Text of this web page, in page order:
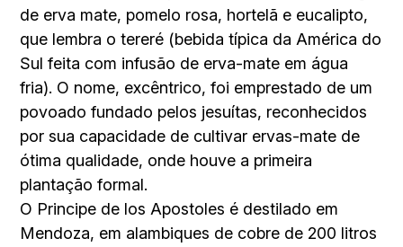
de erva mate, pomelo rosa, hortelã e eucalipto,
que lembra o tereré (bebida típica da América do
Sul feita com infusão de erva-mate em água
fria). O nome, excêntrico, foi emprestado de um
povoado fundado pelos jesuítas, reconhecidos
por sua capacidade de cultivar ervas-mate de
ótima qualidade, onde houve a primeira
plantação formal.
O Principe de los Apostoles é destilado em
Mendoza, em alambiques de cobre de 200 litros